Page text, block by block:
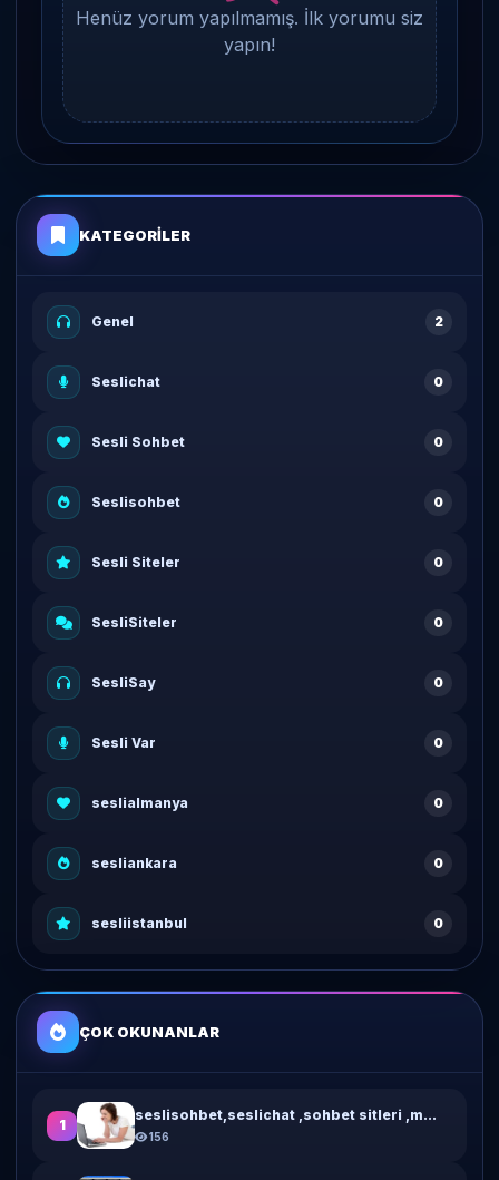
Henüz yorum yapılmamış. İlk yorumu siz
yapın!
KATEGORILER
Genel 2
Seslichat 0
Sesli Sohbet 0
Seslisohbet 0
Sesli Siteler 0
SesliSiteler 0
SesliSay 0
Sesli Var 0
seslialmanya 0
sesliankara 0
sesliistanbul 0
ÇOK OKUNANLAR
1
seslisohbet,seslichat ,sohbet sitleri ,m...
156